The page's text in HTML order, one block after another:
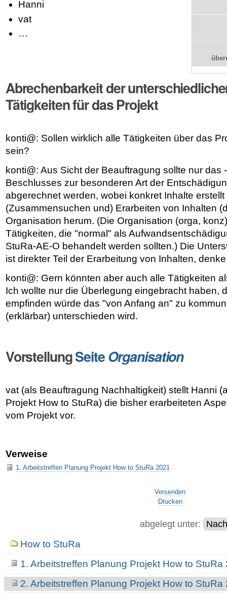
Hanni
vat
…
Abrechenbarkeit der
Tätigkeiten für das Projekt
konti@: Sollen wirklich alle Tätigkeiten über das
sein?
konti@: Aus Sicht der Beauftragung sollte nur das
Beschlusses zur besonderen Art der
abgerechnet werden, wobei konkret Inhalte
(Zusammensuchen und) Erarbeiten von Inhalten
Organisation herum. (Die Organisation (orga,
Tätigkeiten, die "normal" als
StuRa-AE-O behandelt werden sollten.) Die
ist direkter Teil der Erarbeitung von Inhalten,
konti@: Gern könnten aber auch alle Tätigkeiten
Ich wollte nur die Überlegung eingebracht haben,
empfinden würde das "von Anfang an" zu
(erklärbar) unterschieden wird.
VorstellungSeiteOrganisation
vat (als Beauftragung Nachhaltigkeit) stellt Hanni
Projekt How to StuRa) die bisher erarbeiteten
vom Projekt vor.
Verweise
1. Arbeitstreffen Planung Projekt How to StuRa 2021
Versenden
Drucken
abgelegt unter:
NavigationHow to StuRa
1. Arbeitstreffen Planung Projekt How to StuRa
2. Arbeitstreffen Planung Projekt How to StuRa